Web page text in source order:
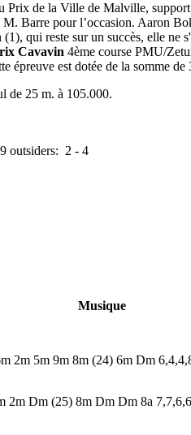
Prix de la Ville de Malville,
Barre pour l’occasion. Aaron
qui reste sur un succès, elle ne
Cavavin 4ème course PMU/
épreuve est dotée de la somme
de 25 m. à 105.000.
9 outsiders: 2 - 4
Musique
m 2m 5m 9m 8m (24) 6m Dm
2m Dm (25) 8m Dm Dm 8a